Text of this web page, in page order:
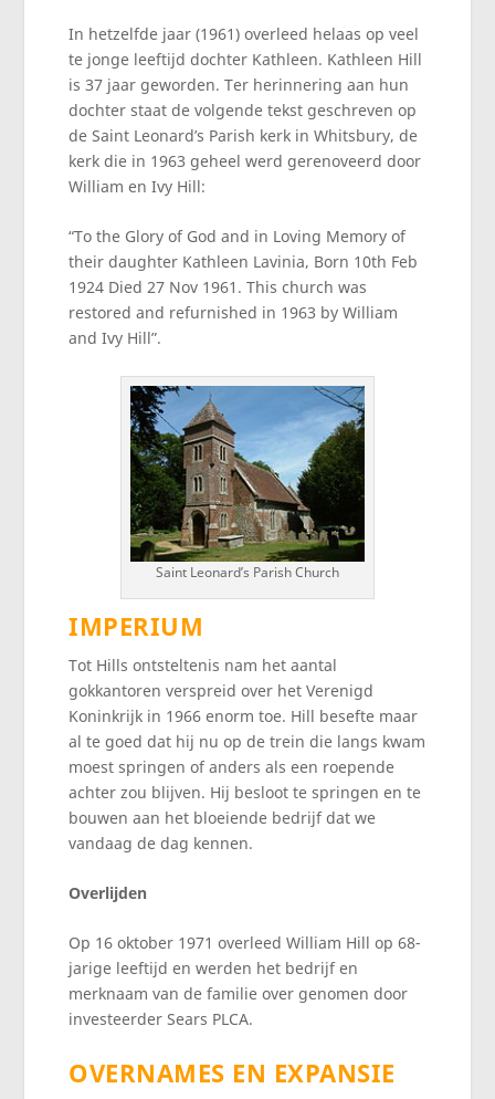
In hetzelfde jaar (1961) overleed helaas op veel
te jonge leeftijd dochter Kathleen. Kathleen Hill
is 37 jaar geworden. Ter herinnering aan hun
dochter staat de volgende tekst geschreven op
de Saint Leonard’s Parish kerk in Whitsbury, de
kerk die in 1963 geheel werd gerenoveerd door
William en Ivy Hill:
“To the Glory of God and in Loving Memory of
their daughter Kathleen Lavinia, Born 10th Feb
1924 Died 27 Nov 1961. This church was
restored and refurnished in 1963 by William
and Ivy Hill”.
Saint Leonard’s Parish Church
IMPERIUM
Tot Hills ontsteltenis nam het aantal
gokkantoren verspreid over het Verenigd
Koninkrijk in 1966 enorm toe. Hill besefte maar
al te goed dat hij nu op de trein die langs kwam
moest springen of anders als een roepende
achter zou blijven. Hij besloot te springen en te
bouwen aan het bloeiende bedrijf dat we
vandaag de dag kennen.
Overlijden
Op 16 oktober 1971 overleed William Hill op 68-
jarige leeftijd en werden het bedrijf en
merknaam van de familie over genomen door
investeerder Sears PLCA.
OVERNAMES EN EXPANSIE